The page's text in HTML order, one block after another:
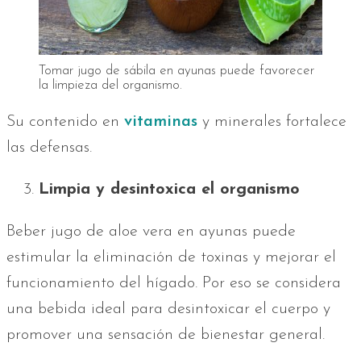
Tomar jugo de sábila en ayunas puede favorecer
la limpieza del organismo.
Su contenido en vitaminas y minerales fortalece
las defensas.
Limpia y desintoxica el organismo
Beber jugo de aloe vera en ayunas puede
estimular la eliminación de toxinas y mejorar el
funcionamiento del hígado. Por eso se considera
una bebida ideal para desintoxicar el cuerpo y
promover una sensación de bienestar general.